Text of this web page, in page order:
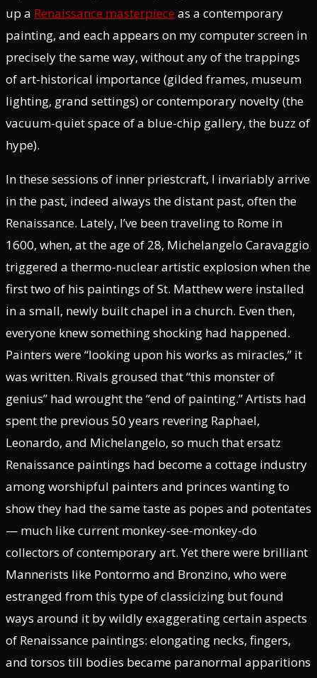
up a Renaissance masterpiece as a contemporary
painting, and each appears on my computer screen in
precisely the same way, without any of the trappings
of art-historical importance (gilded frames, museum
lighting, grand settings) or contemporary novelty (the
vacuum-quiet space of a blue-chip gallery, the buzz of
hype).
In these sessions of inner priestcraft, I invariably arrive
in the past, indeed always the distant past, often the
Renaissance. Lately, I’ve been traveling to Rome in
1600, when, at the age of 28, Michelangelo Caravaggio
triggered a thermo-nuclear artistic explosion when the
first two of his paintings of St. Matthew were installed
in a small, newly built chapel in a church. Even then,
everyone knew something shocking had happened.
Painters were “looking upon his works as miracles,” it
was written. Rivals groused that “this monster of
genius” had wrought the “end of painting.” Artists had
spent the previous 50 years revering Raphael,
Leonardo, and Michelangelo, so much that ersatz
Renaissance paintings had become a cottage industry
among worshipful painters and princes wanting to
show they had the same taste as popes and potentates
— much like current monkey-see-monkey-do
collectors of contemporary art. Yet there were brilliant
Mannerists like Pontormo and Bronzino, who were
estranged from this type of classicizing but found
ways around it by wildly exaggerating certain aspects
of Renaissance paintings: elongating necks, fingers,
and torsos till bodies became paranormal apparitions